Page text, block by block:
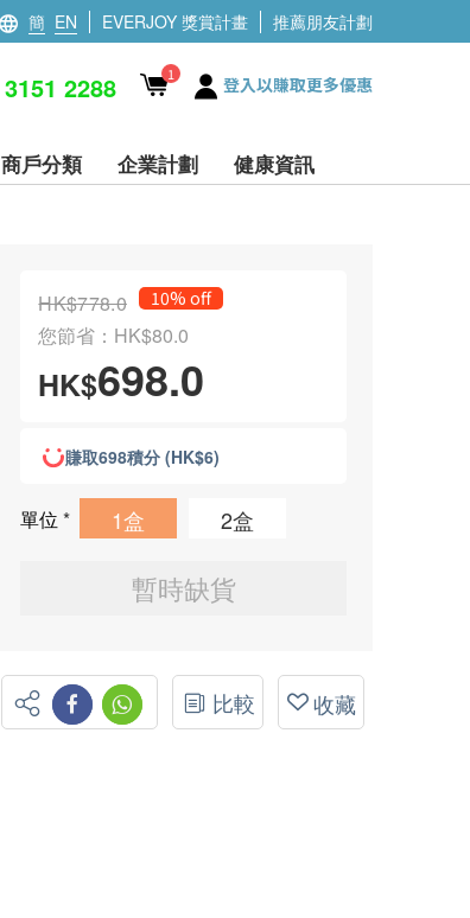
簡 EN EVERJOY 獎賞計畫 推薦朋友計劃
3151 2288 1 登入以賺取更多優惠
商戶分類 企業計劃 健康資訊
HK$778.0 10% off
您節省：HK$80.0
HK$698.0
賺取698積分 (HK$6)
單位* 1盒 2盒
暫時缺貨
比較 收藏